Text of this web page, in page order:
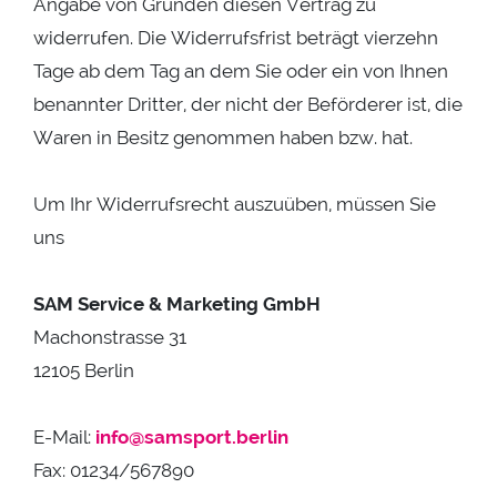
Angabe von Gründen diesen Vertrag zu
widerrufen. Die Widerrufsfrist beträgt vierzehn
Tage ab dem Tag an dem Sie oder ein von Ihnen
benannter Dritter, der nicht der Beförderer ist, die
Waren in Besitz genommen haben bzw. hat.
Um Ihr Widerrufsrecht auszuüben, müssen Sie
uns
SAM Service & Marketing GmbH
Machonstrasse 31
12105 Berlin
E-Mail: info@samsport.berlin
Fax: 01234/567890